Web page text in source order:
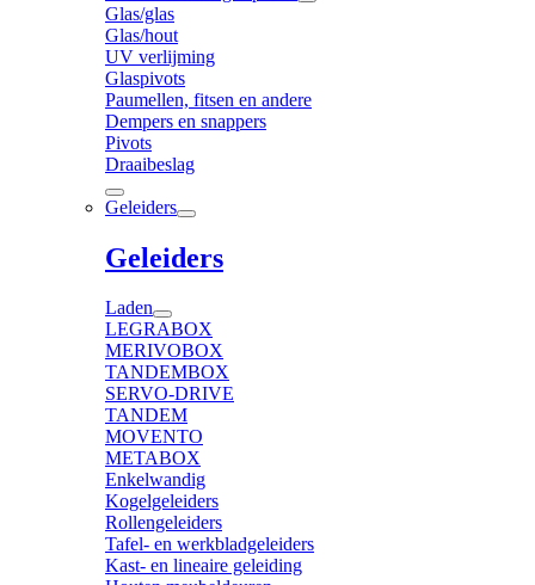
Glas/glas
Glas/hout
UV verlijming
Glaspivots
Paumellen, fitsen en andere
Dempers en snappers
Pivots
Draaibeslag
Geleiders
Geleiders
Laden
LEGRABOX
MERIVOBOX
TANDEMBOX
SERVO-DRIVE
TANDEM
MOVENTO
METABOX
Enkelwandig
Kogelgeleiders
Rollengeleiders
Tafel- en werkbladgeleiders
Kast- en lineaire geleiding